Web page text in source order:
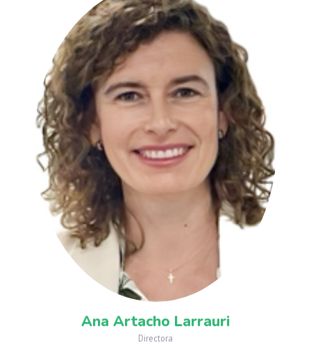
Ana Artacho Larrauri
Directora